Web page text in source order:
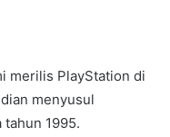
merilis PlayStation di
menyusul
1995.